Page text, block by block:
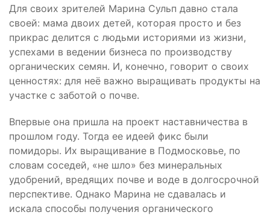
Для своих зрителей Марина Сульп давно стала
своей: мама двоих детей, которая просто и без
прикрас делится с людьми историями из жизни,
успехами в ведении бизнеса по производству
органических семян. И, конечно, говорит о своих
ценностях: для неё важно выращивать продукты на
участке с заботой о почве.
Впервые она пришла на проект наставничества в
прошлом году. Тогда ее идеей фикс были
помидоры. Их выращивание в Подмосковье, по
словам соседей, «не шло» без минеральных
удобрений, вредящих почве и воде в долгосрочной
перспективе. Однако Марина не сдавалась и
искала способы получения органического